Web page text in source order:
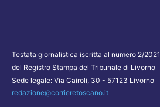
Testata giornalistica iscritta al numero 2/2021
del Registro Stampa del Tribunale di Livorno
Sede legale: Via Cairoli, 30 - 57123 Livorno
redazione@corrieretoscano.it